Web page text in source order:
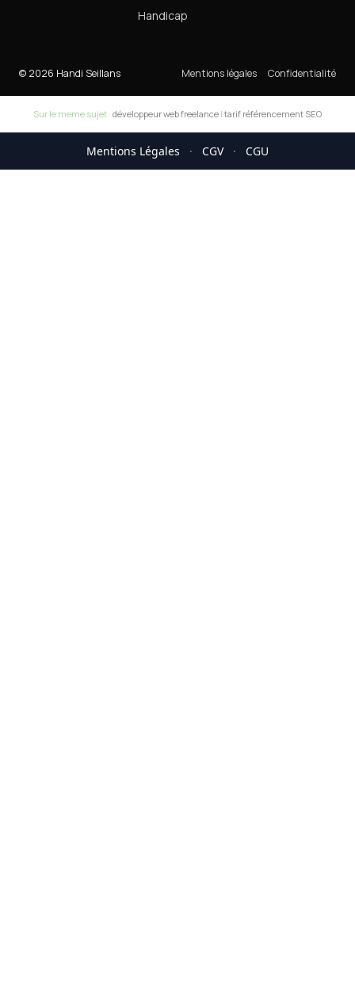
Handicap
© 2026 Handi Seillans Mentions légales Confidentialité
Sur le meme sujet : développeur web freelance | tarif référencement SEO
Mentions Légales · CGV · CGU